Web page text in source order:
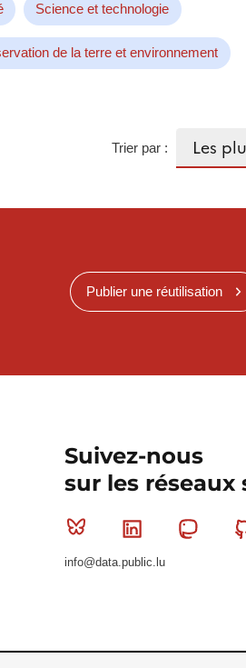
Science et technologie
de la terre et environnement
Trier par :
Publier une réutilisation
Suivez-nous
sur les réseaux
Bluesky Linkedin
info@data.public.lu